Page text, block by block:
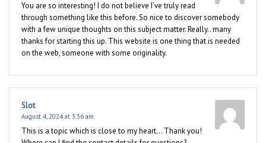
You are so interesting! I do not believe I’ve truly read
through something like this before. So nice to discover somebody
with a few unique thoughts on this subject matter. Really.. many
thanks for starting this up. This website is one thing that is needed
on the web, someone with some originality.
Slot
August 4, 2024 at 3:36 am
This is a topic which is close to my heart… Thank you!